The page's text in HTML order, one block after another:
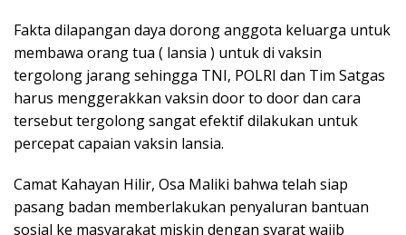
Fakta dilapangan daya dorong anggota keluarga untuk
membawa orang tua ( lansia ) untuk di vaksin
tergolong jarang sehingga TNI, POLRI dan Tim Satgas
harus menggerakkan vaksin door to door dan cara
tersebut tergolong sangat efektif dilakukan untuk
percepat capaian vaksin lansia.
Camat Kahayan Hilir, Osa Maliki bahwa telah siap
pasang badan memberlakukan penyaluran bantuan
sosial ke masyarakat miskin dengan syarat wajib